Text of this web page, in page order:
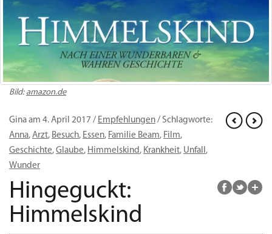
Bild: amazon.de
Gina am 4. April 2017 / Empfehlungen / Schlagworte:
Anna, Arzt, Besuch, Essen, Familie Beam, Film,
Geschichte, Glaube, Himmelskind, Krankheit, Unfall,
Wunder
Hingeguckt:
Himmelskind